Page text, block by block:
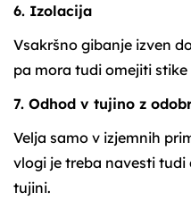
6. Izolacija
Vsakršno gibanje izven
pa mora tudi omejiti
7. Odhod v tujino z
Velja samo v izjemnih
vlogi je treba navesti
tujini.